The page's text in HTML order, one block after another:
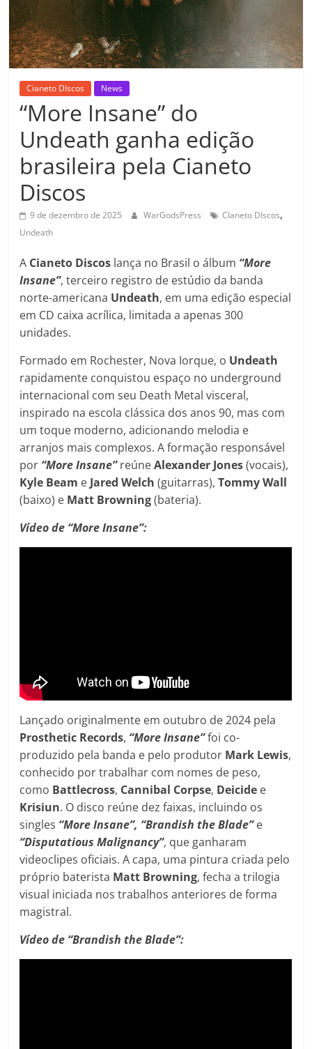
Cianeto DIscos News
“More Insane” do
Undeath ganha edição
brasileira pela Cianeto
Discos
9 de dezembro de 2025 WarGodsPress CIaneto DIscos,
Undeath
A Cianeto Discos lança no Brasil o álbum “More
Insane”, terceiro registro de estúdio da banda
norte-americana Undeath, em uma edição especial
em CD caixa acrílica, limitada a apenas 300
unidades.
Formado em Rochester, Nova Iorque, o Undeath
rapidamente conquistou espaço no underground
internacional com seu Death Metal visceral,
inspirado na escola clássica dos anos 90, mas com
um toque moderno, adicionando melodia e
arranjos mais complexos. A formação responsável
por “More Insane”reúneAlexander Jones(vocais),
Kyle Beam e Jared Welch (guitarras),Tommy Wall
(baixo) e Matt Browning(bateria).
Vídeo de “More Insane”:
Lançado originalmente em outubro de 2024 pela
Prosthetic Records, “More Insane”foi co-
produzido pela banda e pelo produtor Mark Lewis,
conhecido por trabalhar com nomes de peso,
como Battlecross, Cannibal Corpse, Deicide e
Krisiun. O disco reúne dez faixas, incluindo os
singles “More Insane”, “Brandish the Blade”e
“Disputatious Malignancy”, que ganharam
videoclipes oficiais. A capa, uma pintura criada pelo
próprio baterista Matt Browning, fecha a trilogia
visual iniciada nos trabalhos anteriores de forma
magistral.
Vídeo de “Brandish the Blade”: